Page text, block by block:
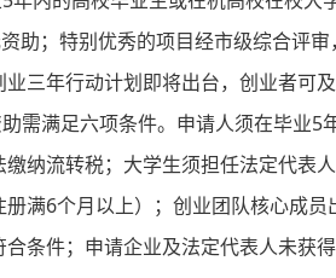
助；特别优秀的项目经市级综合评
三年行动计划即将出台，创业者可
满足六项条件。申请人须在毕业5
纳流转税；大学生须担任法定代表
满6个月以上）；创业团队核心成
条件；申请企业及法定代表人未获